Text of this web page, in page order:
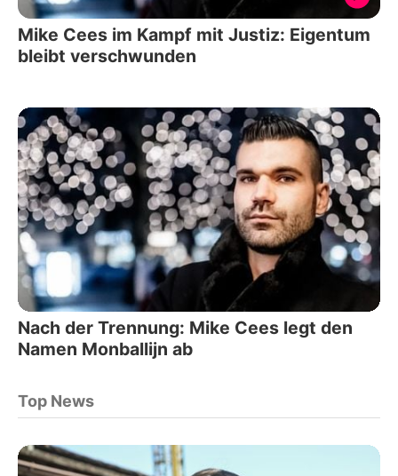
Mike Cees im Kampf mit Justiz: Eigentum
bleibt verschwunden
Nach der Trennung: Mike Cees legt den
Namen Monballijn ab
Top News